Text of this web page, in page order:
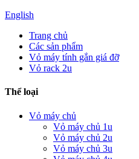
English
Trang chủ
Các sản phẩm
Vỏ máy tính gắn giá đỡ
Vỏ rack 2u
Thể loại
Vỏ máy chủ
Vỏ máy chủ 1u
Vỏ máy chủ 2u
Vỏ máy chủ 3u